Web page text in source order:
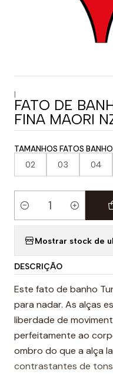
|
FATO DE
FINA MAORI
TAMANHOS FATOS
02 03 04
Quantidade
Mostrar stock de
DESCRIÇÃO
Este fato de banho
para nadar. As alças
liberdade de
perfeitamente ao
ombro do que a alça
contrastantes de